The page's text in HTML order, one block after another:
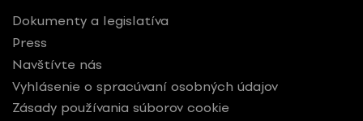
Dokumenty a legislatíva
Press
Navštívte nás
Vyhlásenie o spracúvaní osobných údajov
Zásady používania súborov cookie